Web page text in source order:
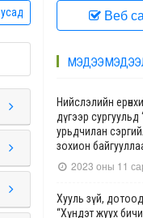
Веб
МЭДЭЭ
Нийслэлийн
дүгээр сургуульд
урьдчилан
зохион
2023 оны 11
Хууль зүй,
“Хүндэт жуух